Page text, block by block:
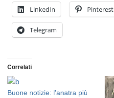
LinkedIn Pinterest
Telegram
Correlati
Buone notizie: l’anatra più